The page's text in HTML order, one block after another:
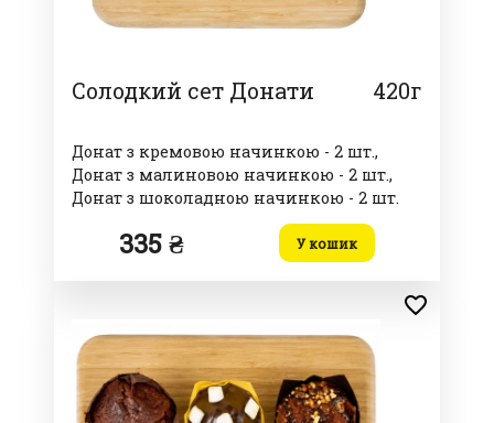
Солодкий сет Донати 420г
Донат з кремовою начинкою - 2 шт.,
Донат з малиновою начинкою - 2 шт.,
Донат з шоколадною начинкою - 2 шт.
335 ₴ У кошик